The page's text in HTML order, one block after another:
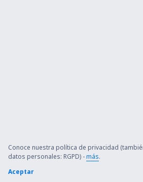
Conoce nuestra política de privacidad
datos personales: RGPD) -más.
Aceptar